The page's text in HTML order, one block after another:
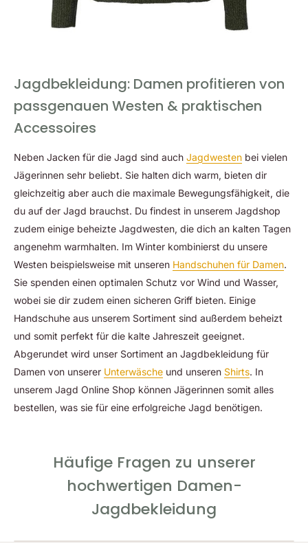
Jagdbekleidung: Damen profitieren von
passgenauen Westen & praktischen
Accessoires
Neben Jacken für die Jagd sind auch Jagdwesten bei vielen
Jägerinnen sehr beliebt. Sie halten dich warm, bieten dir
gleichzeitig aber auch die maximale Bewegungsfähigkeit, die
du auf der Jagd brauchst. Du findest in unserem Jagdshop
zudem einige beheizte Jagdwesten, die dich an kalten Tagen
angenehm warmhalten. Im Winter kombinierst du unsere
Westen beispielsweise mit unseren Handschuhen für Damen.
Sie spenden einen optimalen Schutz vor Wind und Wasser,
wobei sie dir zudem einen sicheren Griff bieten. Einige
Handschuhe aus unserem Sortiment sind außerdem beheizt
und somit perfekt für die kalte Jahreszeit geeignet.
Abgerundet wird unser Sortiment an Jagdbekleidung für
Damen von unserer Unterwäsche und unseren Shirts. In
unserem Jagd Online Shop können Jägerinnen somit alles
bestellen, was sie für eine erfolgreiche Jagd benötigen.
Häufige Fragen zu unserer
hochwertigen Damen-
Jagdbekleidung